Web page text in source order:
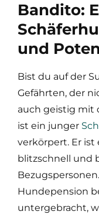
Bandito:
und
Bist du auf der
Gefährten, der
auch geistig mit
ist ein junger
verkörpert. Er ist
blitzschnell und
Hundepension
untergebracht,